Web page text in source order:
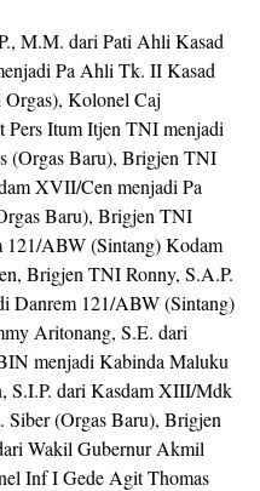
M.M. dari Pati Ahli Kasad
Pa Ahli Tk. II Kasad
Kolonel Caj
Pers Itum Itjen TNI menjadi
(Orgas Baru), Brigjen TNI
XVII/Cen menjadi Pa
Baru), Brigjen TNI
121/ABW (Sintang) Kodam
Brigjen TNI Ronny, S.A.P.
Danrem 121/ABW (Sintang)
Aritonang, S.E. dari
menjadi Kabinda Maluku
S.I.P. dari Kasdam XIII/Mdk
(Orgas Baru), Brigjen
Wakil Gubernur Akmil
Inf I Gede Agit Thomas